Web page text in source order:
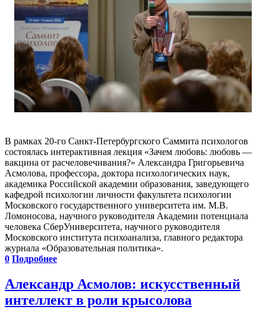
В рамках 20-го Санкт-Петербургского Саммита психологов
состоялась интерактивная лекция «Зачем любовь: любовь —
вакцина от расчеловечивания?» Александра Григорьевича
Асмолова, профессора, доктора психологических наук,
академика Российской академии образования, заведующего
кафедрой психологии личности факультета психологии
Московского государственного университета им. М.В.
Ломоносова, научного руководителя Академии потенциала
человека СберУниверситета, научного руководителя
Московского института психоанализа, главного редактора
журнала «Образовательная политика».
0 Подробнее
Александр Асмолов: искусственный
интеллект в роли крысолова